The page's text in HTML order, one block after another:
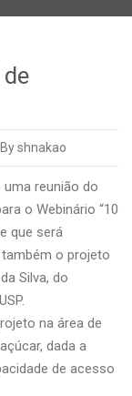
By shnakao
reunião do
o Webinário “10
que será
o projeto
Silva, do
na área de
dada a
de acesso